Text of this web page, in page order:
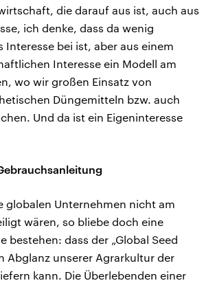
die darauf aus ist, auch aus
ich denke, dass da wenig
Interesse bei ist, aber aus einem
Interesse ein Modell am
wo wir großen Einsatz von
Düngemitteln bzw. auch
Und da ist ein Eigeninteresse
globalen Unternehmen nicht am
wären, so bliebe doch eine
bestehen: dass der „Global Seed
Abglanz unserer Agrarkultur der
kann. Die Überlebenden einer